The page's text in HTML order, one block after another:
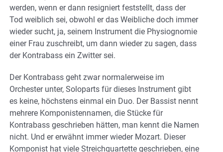
werden, wenn er dann resigniert feststellt, dass der
Tod weiblich sei, obwohl er das Weibliche doch immer
wieder sucht, ja, seinem Instrument die Physiognomie
einer Frau zuschreibt, um dann wieder zu sagen, dass
der Kontrabass ein Zwitter sei.
Der Kontrabass geht zwar normalerweise im
Orchester unter, Soloparts für dieses Instrument gibt
es keine, höchstens einmal ein Duo. Der Bassist nennt
mehrere Komponistennamen, die Stücke für
Kontrabass geschrieben hätten, man kennt die Namen
nicht. Und er erwähnt immer wieder Mozart. Dieser
Komponist hat viele Streichquartette geschrieben, eine